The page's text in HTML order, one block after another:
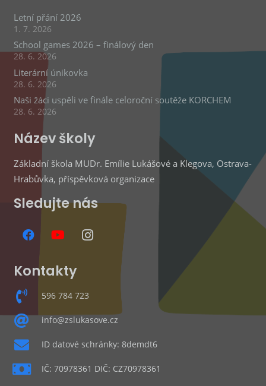
Letní přání 2026
1. 7. 2026
School games 2026 – finálový den
28. 6. 2026
Literární únikovka
28. 6. 2026
Naši žáci uspěli ve finále celoroční soutěže KORCHEM
28. 6. 2026
Název školy
Základní škola MUDr. Emílie Lukášové a Klegova, Ostrava-
Hrabůvka, příspěvková organizace
Sledujte nás
Kontakty
596 784 723
info@zslukasove.cz
ID datové schránky: 8demdt6
IČ: 70978361 DIČ: CZ70978361